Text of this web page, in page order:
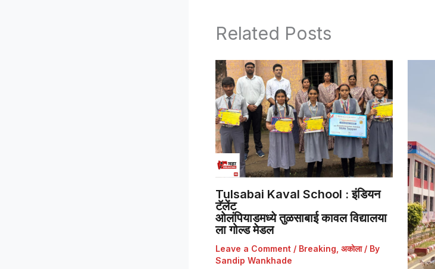
Related Posts
Tulsabai Kaval School : इंडियन
टॅलेंट
ओलंपियाडमध्ये तुळसाबाई कावल विद्यालया
ला गोल्ड मेडल
Leave a Comment / Breaking अकोला/ By
Sandip Wankhade